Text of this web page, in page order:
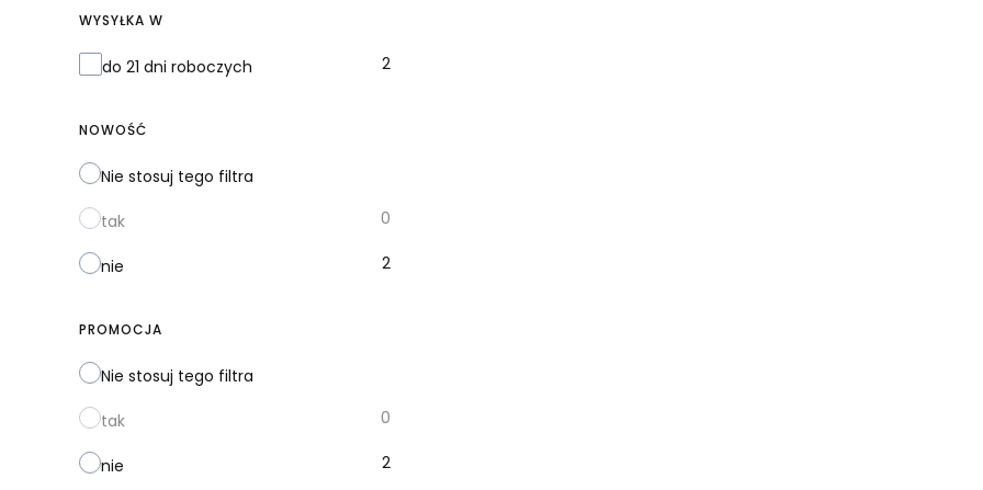
WYSYŁKA W
Wysyłka w
do 21 dni roboczych 2
NOWOŚĆ
Nie stosuj tego filtra
tak 0
nie 2
PROMOCJA
Nie stosuj tego filtra
tak 0
nie 2